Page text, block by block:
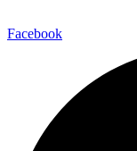
Facebook